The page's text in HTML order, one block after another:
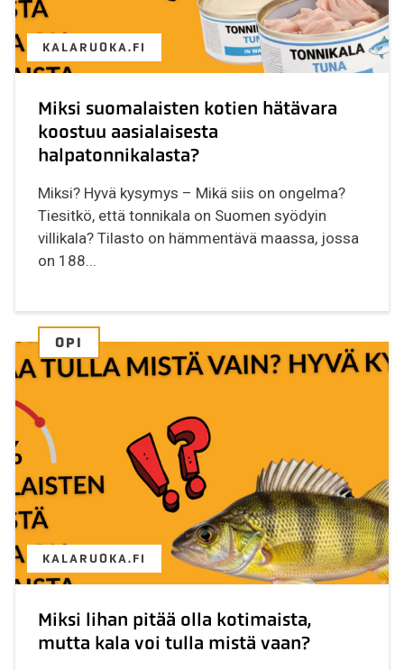
KALARUOKA.FI
Miksi suomalaisten kotien hätävara
koostuu aasialaisesta
halpatonnikalasta?
Miksi? Hyvä kysymys – Mikä siis on ongelma?
Tiesitkö, että tonnikala on Suomen syödyin
villikala? Tilasto on hämmentävä maassa, jossa
on 188...
OPI
KALARUOKA.FI
Miksi lihan pitää olla kotimaista,
mutta kala voi tulla mistä vaan?